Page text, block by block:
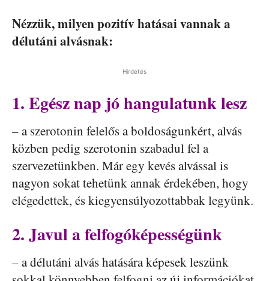
Nézzük, milyen pozitív hatásai vannak a
délutáni alvásnak:
Hirdetés
1. Egész nap jó hangulatunk lesz
– a szerotonin felelős a boldoságunkért, alvás
közben pedig szerotonin szabadul fel a
szervezetünkben. Már egy kevés alvással is
nagyon sokat tehetünk annak érdekében, hogy
elégedettek, és kiegyensúlyozottabbak legyünk.
2. Javul a felfogóképességünk
– a délutáni alvás hatására képesek leszünk